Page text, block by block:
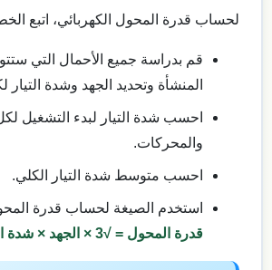
لحساب قدرة المحول الكهربائي، اتبع
قم بدراسة جميع الأحمال التي
المنشأة وتحديد الجهد وشدة
احسب شدة التيار لبدء التشغيل
والمحركات.
احسب متوسط شدة التيار الكلي.
استخدم الصيغة لحساب قدرة
قدرة المحول = √3 × الجهد × شدة التيار